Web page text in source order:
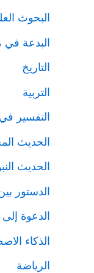
البحوث
البدعة في
التاريخ
التربية
التفسير
الحديث
الحديث
الدستور
الدعوة إلى
الذكاء
الرياضة